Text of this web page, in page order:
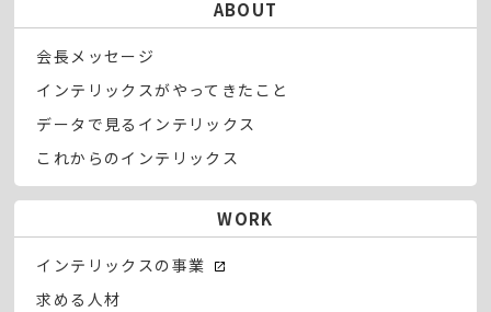
ABOUT
会長メッセージ
インテリックスがやってきたこと
データで見るインテリックス
これからのインテリックス
WORK
インテリックスの事業
求める人材